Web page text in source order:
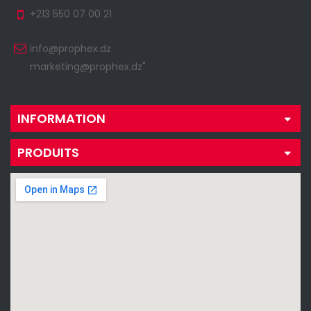
+213 550 07 00 21
info@prophex.dz
marketing@prophex.dz"
INFORMATION
PRODUITS